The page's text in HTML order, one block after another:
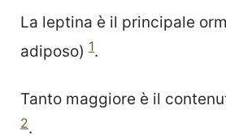
La leptina è il principale
adiposo) 1.
Tanto maggiore è il
2.